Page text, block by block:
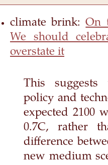
climate brink:On
We should
overstate it
This suggests
policy and
expected 2100
0.7C, rather
difference
new medium